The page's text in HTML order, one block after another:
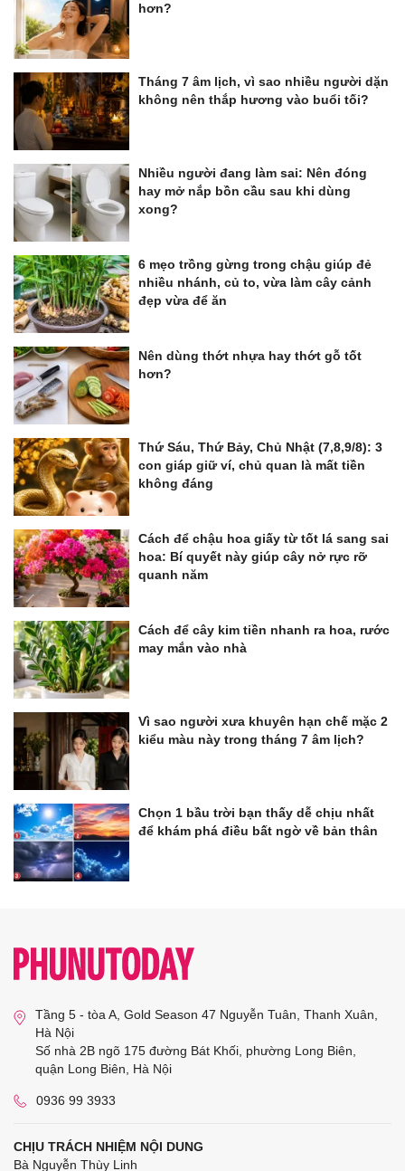
hơn?
Tháng 7 âm lịch, vì sao nhiều người dặn
không nên thắp hương vào buổi tối?
Nhiều người đang làm sai: Nên đóng
hay mở nắp bồn cầu sau khi dùng
xong?
6 mẹo trồng gừng trong chậu giúp đẻ
nhiều nhánh, củ to, vừa làm cây cảnh
đẹp vừa để ăn
Nên dùng thớt nhựa hay thớt gỗ tốt
hơn?
Thứ Sáu, Thứ Bảy, Chủ Nhật (7,8,9/8): 3
con giáp giữ ví, chủ quan là mất tiền
không đáng
Cách để chậu hoa giấy từ tốt lá sang sai
hoa: Bí quyết này giúp cây nở rực rỡ
quanh năm
Cách để cây kim tiền nhanh ra hoa, rước
may mắn vào nhà
Vì sao người xưa khuyên hạn chế mặc 2
kiểu màu này trong tháng 7 âm lịch?
Chọn 1 bầu trời bạn thấy dễ chịu nhất
để khám phá điều bất ngờ về bản thân
Tầng 5 - tòa A, Gold Season 47 Nguyễn Tuân, Thanh Xuân,
Hà Nội
Số nhà 2B ngõ 175 đường Bát Khối, phường Long Biên,
quận Long Biên, Hà Nội
0936 99 3933
CHỊU TRÁCH NHIỆM NỘI DUNG
Bà Nguyễn Thùy Linh